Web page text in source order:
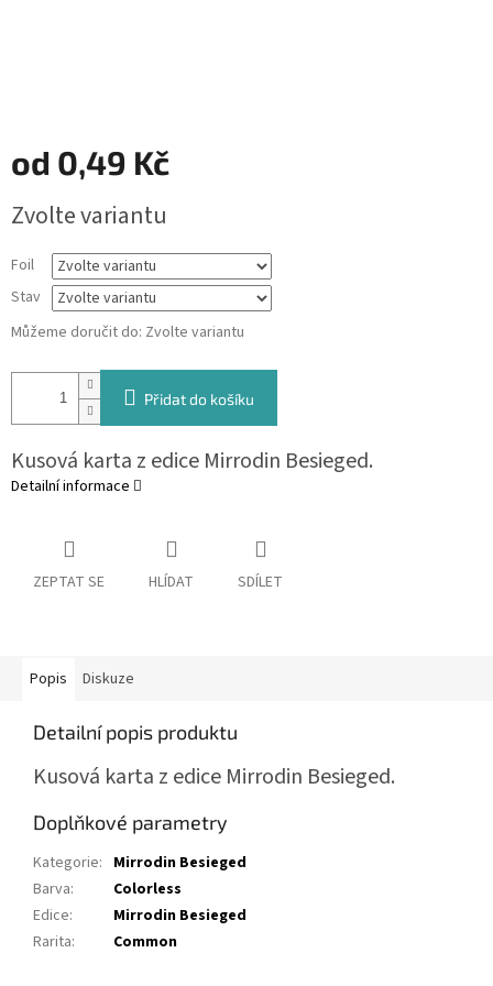
od 0,49 Kč
cena:
Zvolte variantu
Foil
Stav
Můžeme doručit do: Zvolte variantu
Přidat do košíku
Kusová karta z edice Mirrodin Besieged.
Detailní informace
ZEPTAT SE HLÍDAT SDÍLET
Popis Diskuze
Detailní popis produktu
Kusová karta z edice Mirrodin Besieged.
Doplňkové parametry
Kategorie: Mirrodin Besieged
Barva:
Colorless
Edice:
Mirrodin Besieged
Rarita: Common